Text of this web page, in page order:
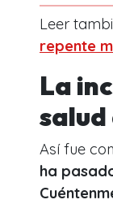
Leer
repente
La
salud
Así fue
ha